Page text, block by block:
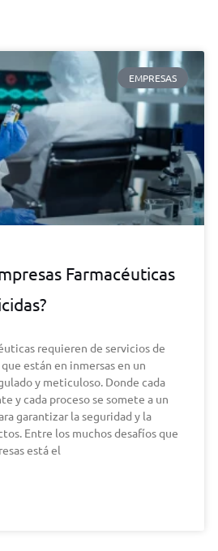
EMPRESAS
Farmacéuticas
requieren de servicios de
están en inmersas en un
y meticuloso. Donde cada
y cada proceso se somete a un
garantizar la seguridad y la
Entre los muchos desafíos que
está el